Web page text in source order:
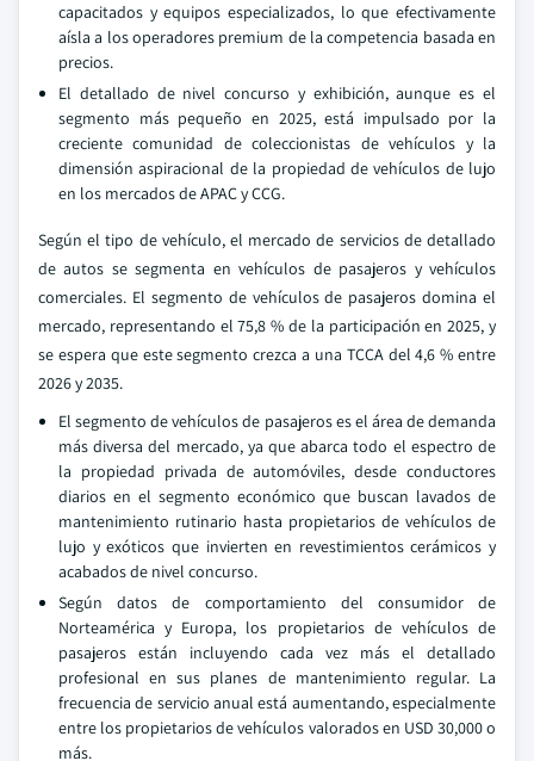
capacitados y equipos especializados, lo que efectivamente
aísla a los operadores premium de la competencia basada en
precios.
El detallado de nivel concurso y exhibición, aunque es el
segmento más pequeño en 2025, está impulsado por la
creciente comunidad de coleccionistas de vehículos y la
dimensión aspiracional de la propiedad de vehículos de lujo
en los mercados de APAC y CCG.
Según el tipo de vehículo, el mercado de servicios de detallado
de autos se segmenta en vehículos de pasajeros y vehículos
comerciales. El segmento de vehículos de pasajeros domina el
mercado, representando el 75,8 % de la participación en 2025, y
se espera que este segmento crezca a una TCCA del 4,6 % entre
2026 y 2035.
El segmento de vehículos de pasajeros es el área de demanda
más diversa del mercado, ya que abarca todo el espectro de
la propiedad privada de automóviles, desde conductores
diarios en el segmento económico que buscan lavados de
mantenimiento rutinario hasta propietarios de vehículos de
lujo y exóticos que invierten en revestimientos cerámicos y
acabados de nivel concurso.
Según datos de comportamiento del consumidor de
Norteamérica y Europa, los propietarios de vehículos de
pasajeros están incluyendo cada vez más el detallado
profesional en sus planes de mantenimiento regular. La
frecuencia de servicio anual está aumentando, especialmente
entre los propietarios de vehículos valorados en USD 30,000 o
más.